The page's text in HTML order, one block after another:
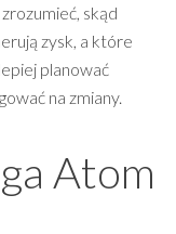
skąd
zysk, a które
planować
na zmiany.
Atom